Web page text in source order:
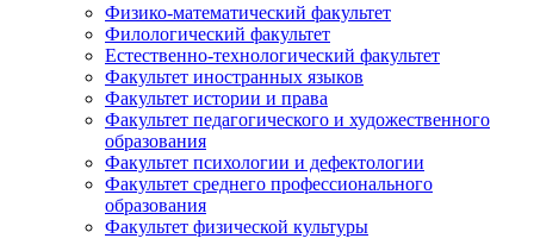
Физико-математический факультет
Филологический факультет
Естественно-технологический факультет
Факультет иностранных языков
Факультет истории и права
Факультет педагогического и художественного
образования
Факультет психологии и дефектологии
Факультет среднего профессионального
образования
Факультет физической культуры